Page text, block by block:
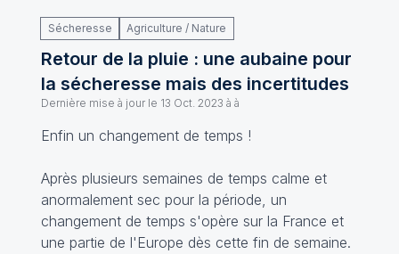
Sécheresse Agriculture / Nature
Retour de la pluie : une aubaine pour
la sécheresse mais des incertitudes
Dernière mise à jour le 13 Oct. 2023 à à
Enfin un changement de temps !
Après plusieurs semaines de temps calme et
anormalement sec pour la période, un
changement de temps s'opère sur la France et
une partie de l'Europe dès cette fin de semaine.